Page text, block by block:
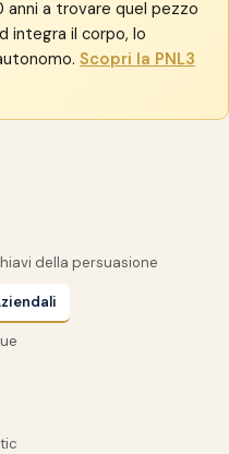
anni a trovare quel pezzo
integra il corpo, lo
Scopri la PNL3
della persuasione